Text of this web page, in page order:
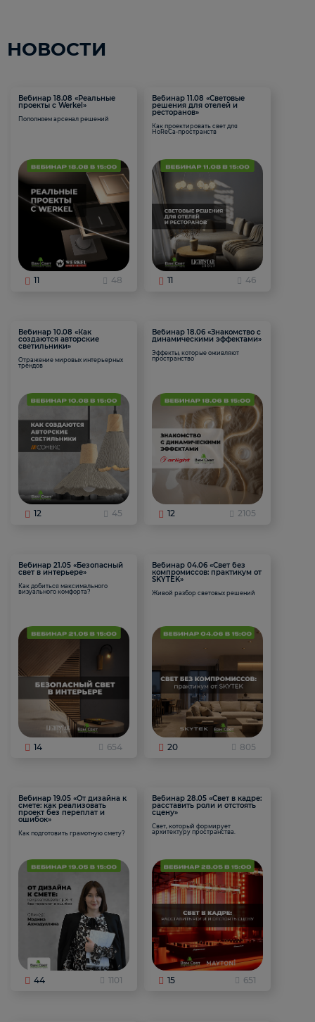
НОВОСТИ
Вебинар 18.08 «Реальные
проекты с Werkel»
Пополняем арсенал решений
11 48
Вебинар 11.08 «Световые
решения для отелей и
ресторанов»
Как проектировать свет для
HoReCa-пространств
11 46
Вебинар 10.08 «Как
создаются авторские
светильники»
Отражение мировых интерьерных
трендов
12 45
Вебинар 18.06 «Знакомство с
динамическими эффектами»
Эффекты, которые оживляют
пространство
12 2105
Вебинар 21.05 «Безопасный
свет в интерьере»
Как добиться максимального
визуального комфорта?
14 654
Вебинар 04.06 «Свет без
компромиссов: практикум от
SKYTEK»
Живой разбор световых решений
20 805
Вебинар 19.05 «От дизайна к
смете: как реализовать
проект без переплат и
ошибок»
Как подготовить грамотную смету?
44 1101
Вебинар 28.05 «Свет в кадре:
расставить роли и отстоять
сцену»
Свет, который формирует
архитектуру пространства.
15 651